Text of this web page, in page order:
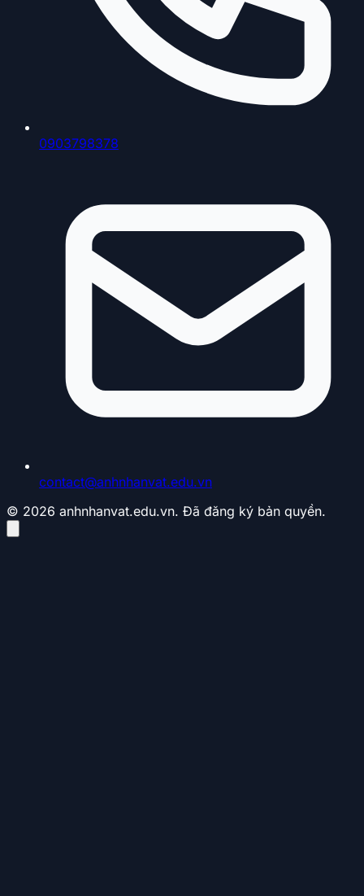
0903798378
contact@anhnhanvat.edu.vn
© 2026 anhnhanvat.edu.vn. Đã đăng ký bản quyền.